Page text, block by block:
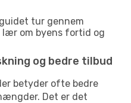
tur gennem
lær om byens fortid og
og bedre tilbud
betyder ofte bedre
Det er det